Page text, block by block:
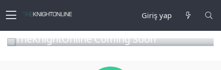
Giriş yap
TheKnightOnline Coming Soon